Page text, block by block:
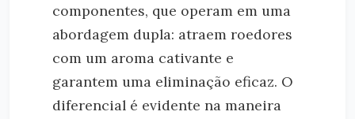
componentes, que operam em uma
abordagem dupla: atraem roedores
com um aroma cativante e
garantem uma eliminação eficaz. O
diferencial é evidente na maneira